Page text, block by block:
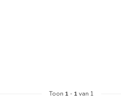
Toon 1 - 1van 1